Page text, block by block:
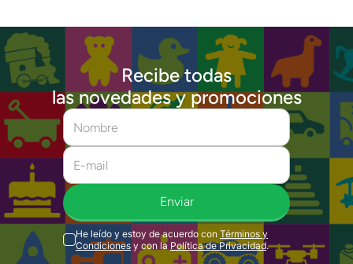
Recibe todas
las novedades y promociones
Enviar
He leído y estoy de acuerdo con Términos y
Condiciones y con la Política de Privacidad.